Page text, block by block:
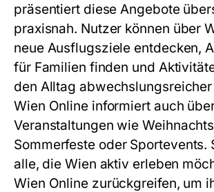
präsentiert diese Angebote
praxisnah. Nutzer können über
neue Ausflugsziele entdecken,
für Familien finden und
den Alltag
Wien Online informiert auch
Veranstaltungen wie
Sommerfeste oder Sportevents.
alle, die Wien aktiv erleben
Wien Online zurückgreifen, um